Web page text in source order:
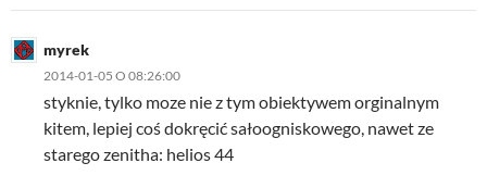
myrek
2014-01-05 O 08:26:00
styknie, tylko moze nie z tym obiektywem orginalnym
kitem, lepiej coś dokręcić sałoogniskowego, nawet ze
starego zenitha: helios 44